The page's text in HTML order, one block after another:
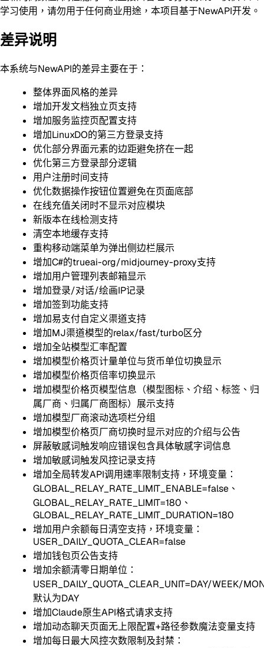
学习使用，请勿用于任何商业用途，本项目基于NewAPI开发。
差异说明
本系统与NewAPI的差异主要在于：
整体界面风格的差异
增加开发文档独立页支持
增加服务监控页配置支持
增加LinuxDO的第三方登录支持
优化部分界面元素的边距避免挤在一起
优化第三方登录部分逻辑
用户注册时间支持
优化数据操作按钮位置避免在页面底部
在线充值关闭时不显示对应模块
新版本在线检测支持
清空本地缓存支持
重构移动端菜单为弹出侧边栏展示
增加C#的trueai-org/midjourney-proxy支持
增加用户管理列表邮箱显示
增加登录/对话/绘画IP记录
增加签到功能支持
增加易支付自定义渠道支持
增加MJ渠道模型的relax/fast/turbo区分
增加全站模型汇率配置
增加模型价格页计量单位与货币单位切换显示
增加模型价格页倍率切换显示
增加模型价格页模型信息（模型图标、介绍、标签、归
属厂商、归属厂商图标）展示支持
增加模型厂商滚动选项栏分组
增加模型价格页厂商切换时显示对应的介绍与公告
屏蔽敏感词触发响应错误包含具体敏感字词信息
增加敏感词触发风控记录支持
增加全局转发API调用速率限制支持，环境变量：
GLOBAL_RELAY_RATE_LIMIT_ENABLE=false、
GLOBAL_RELAY_RATE_LIMIT=180、
GLOBAL_RELAY_RATE_LIMIT_DURATION=180
增加用户余额每日清空支持，环境变量：
USER_DAILY_QUOTA_CLEAR=false
增加钱包页公告支持
增加余额清零日期单位：
USER_DAILY_QUOTA_CLEAR_UNIT=DAY/WEEK/
默认为DAY
增加Claude原生API格式请求支持
增加动态聊天页面无上限配置+路径参数魔法变量支持
增加每日最大风控次数限制及封禁：